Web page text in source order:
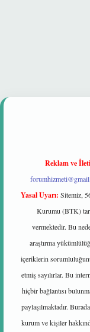
güvenilir mi
Reklam ve
Yasal Uyarı: Sitemiz,
Kurumu (BTK)
vermektedir. Bu
araştırma
içeriklerin
etmiş sayılırlar. Bu
hiçbir bağlantısı
paylaşılmaktadır.
kurum ve kişiler